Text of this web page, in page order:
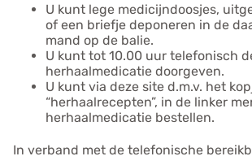
U kunt lege medicijndoosjes,
of een briefje deponeren in de
mand op de balie.
U kunt tot 10.00 uur telefonisch
herhaalmedicatie doorgeven.
U kunt via deze site d.m.v. het
“herhaalrecepten”, in de linker
herhaalmedicatie bestellen.
In verband met de telefonische